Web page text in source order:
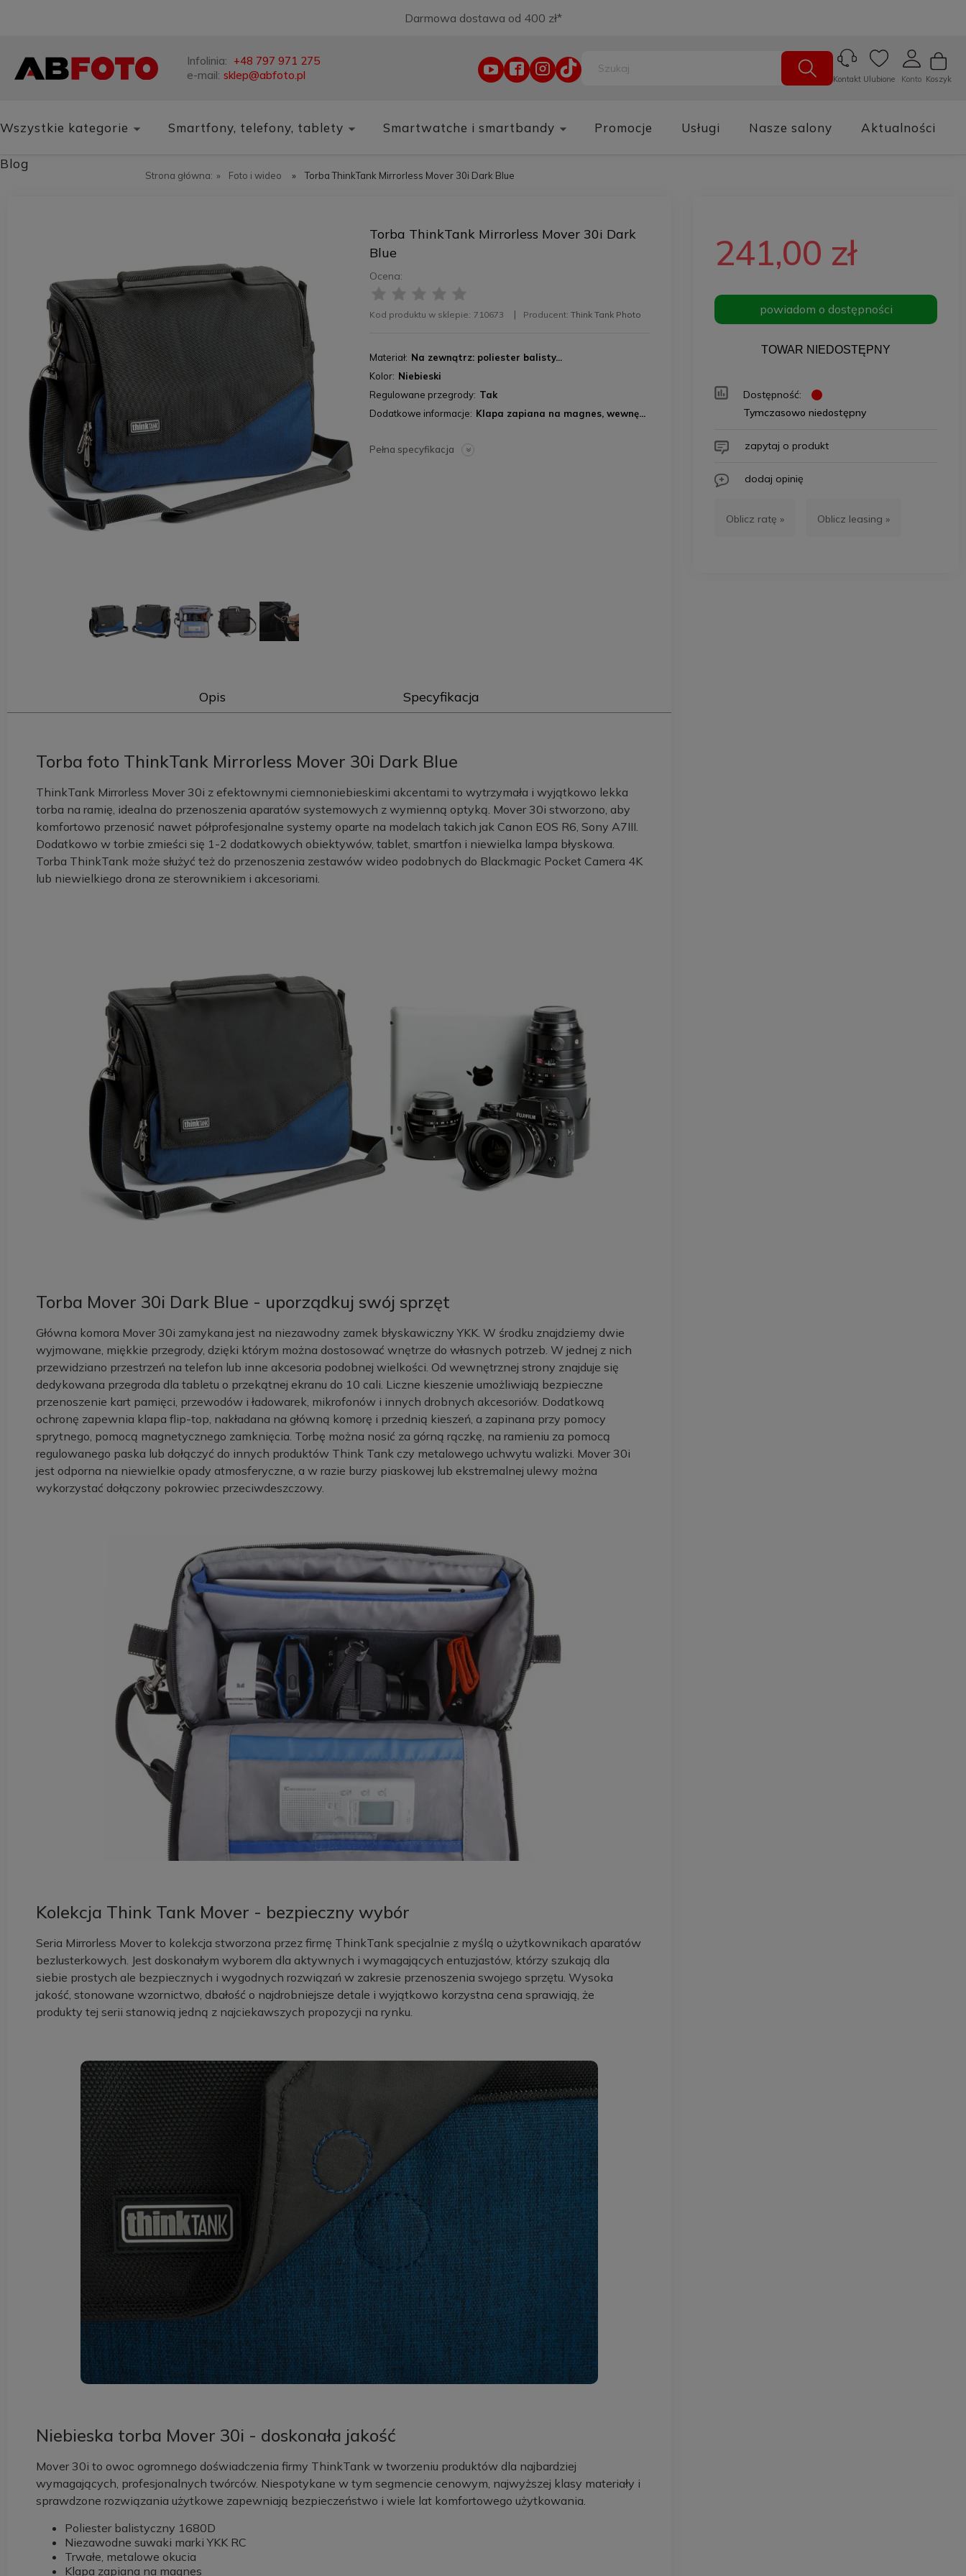
Darmowa dostawa od 400 zł*
Infolinia: +48 797 971 275
e-mail: sklep@abfoto.pl Koszyk
Konto
Ulubione
Kontakt
Wszystkie kategorie Smartfony, telefony, tablety Smartwatche i smartbandy Promocje Usługi Nasze salony Aktualności
Blog
Strona główna: » Foto i wideo » Torba ThinkTank Mirrorless Mover 30i Dark Blue
Torba ThinkTank Mirrorless Mover 30i Dark
Blue
Ocena:
Kod produktu w sklepie: 710673 Producent: Think Tank Photo
Materiał Na zewnątrz: poliester balisty...
Kolor Niebieski
Regulowane przegrody Tak
Dodatkowe informacje
Klapa zapiana na magnes, wewnę...
Pełna specyfikacja
Opis Specyfikacja
Torba foto ThinkTank Mirrorless Mover 30i Dark Blue
ThinkTank Mirrorless Mover 30i z efektownymi ciemnoniebieskimi akcentami to wytrzymała i wyjątkowo lekka
torba na ramię, idealna do przenoszenia aparatów systemowych z wymienną optyką. Mover 30i stworzono, aby
komfortowo przenosić nawet półprofesjonalne systemy oparte na modelach takich jak Canon EOS R6, Sony A7III.
Dodatkowo w torbie zmieści się 1-2 dodatkowych obiektywów, tablet, smartfon i niewielka lampa błyskowa.
Torba ThinkTank może służyć też do przenoszenia zestawów wideo podobnych do Blackmagic Pocket Camera 4K
lub niewielkiego drona ze sterownikiem i akcesoriami.
Torba Mover 30i Dark Blue - uporządkuj swój sprzęt
Główna komora Mover 30i zamykana jest na niezawodny zamek błyskawiczny YKK. W środku znajdziemy dwie
wyjmowane, miękkie przegrody, dzięki którym można dostosować wnętrze do własnych potrzeb. W jednej z nich
przewidziano przestrzeń na telefon lub inne akcesoria podobnej wielkości. Od wewnętrznej strony znajduje się
dedykowana przegroda dla tabletu o przekątnej ekranu do 10 cali. Liczne kieszenie umożliwiają bezpieczne
przenoszenie kart pamięci, przewodów i ładowarek, mikrofonów i innych drobnych akcesoriów. Dodatkową
ochronę zapewnia klapa flip-top, nakładana na główną komorę i przednią kieszeń, a zapinana przy pomocy
sprytnego, pomocą magnetycznego zamknięcia. Torbę można nosić za górną rączkę, na ramieniu za pomocą
regulowanego paska lub dołączyć do innych produktów Think Tank czy metalowego uchwytu walizki. Mover 30i
jest odporna na niewielkie opady atmosferyczne, a w razie burzy piaskowej lub ekstremalnej ulewy można
wykorzystać dołączony pokrowiec przeciwdeszczowy.
Kolekcja Think Tank Mover - bezpieczny wybór
Seria Mirrorless Mover to kolekcja stworzona przez firmę ThinkTank specjalnie z myślą o użytkownikach aparatów
bezlusterkowych. Jest doskonałym wyborem dla aktywnych i wymagających entuzjastów, którzy szukają dla
siebie prostych ale bezpiecznych i wygodnych rozwiązań w zakresie przenoszenia swojego sprzętu. Wysoka
jakość, stonowane wzornictwo, dbałość o najdrobniejsze detale i wyjątkowo korzystna cena sprawiają, że
produkty tej serii stanowią jedną z najciekawszych propozycji na rynku.
Niebieska torba Mover 30i - doskonała jakość
Mover 30i to owoc ogromnego doświadczenia firmy ThinkTank w tworzeniu produktów dla najbardziej
wymagających, profesjonalnych twórców. Niespotykane w tym segmencie cenowym, najwyższej klasy materiały i
sprawdzone rozwiązania użytkowe zapewniają bezpieczeństwo i wiele lat komfortowego użytkowania.
Poliester balistyczny 1680D
Niezawodne suwaki marki YKK RC
Trwałe, metalowe okucia
Klapa zapiana na magnes
241,00 zł
powiadom o dostępności
TOWAR NIEDOSTĘPNY
Dostępność:
Tymczasowo niedostępny
zapytaj o produkt
dodaj opinię
Oblicz ratę » Oblicz leasing »